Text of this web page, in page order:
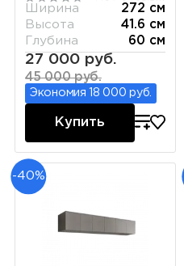
Ширина
272 см
Высота
41.6 см
Глубина
60 см
27 000 руб.
45 000 руб.
Экономия 18 000 руб.
Купить
-40%